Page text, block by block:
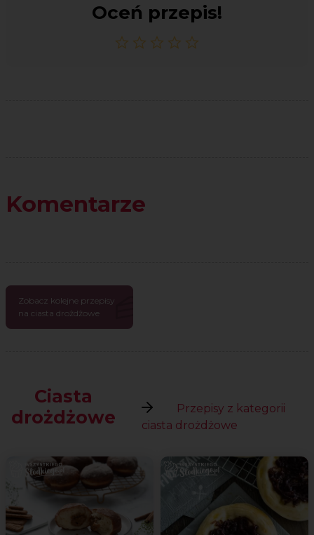
Oceń przepis!
Komentarze
Zobacz kolejne przepisy
na ciasta drożdżowe
Ciasta
drożdżowe
Przepisy z kategorii
ciasta drożdżowe